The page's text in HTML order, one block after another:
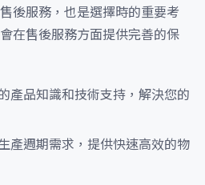
後服務，也是選擇時的重要考
在售後服務方面提供完善的保
產品知識和技術支持，解決您的
產週期需求，提供快速高效的物